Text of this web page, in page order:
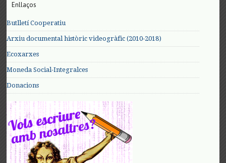
Enllaços
Butlletí Cooperatiu
Arxiu documental històric videogràfic (2010-2018)
Ecoxarxes
Moneda Social-Integralces
Donacions